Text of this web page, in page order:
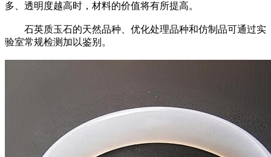
多、透明度越高时，材料的价值将有所提高。
石英质玉石的天然品种、优化处理品种和仿制品可通过实
验室常规检测加以鉴别。